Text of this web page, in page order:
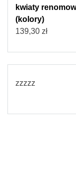
kwiaty
(kolory)
139,30 zł
zzzzz